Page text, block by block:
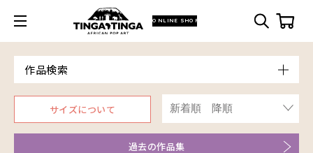
ONLINE SHOP
作品検索
Model
青空
朝焼け
～￥10,000
Artist
サイズについて
過去の作品集